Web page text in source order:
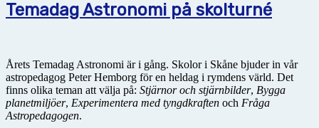
Temadag Astronomi på skolturné
Årets Temadag Astronomi är i gång. Skolor i Skåne bjuder in vår
astropedagog Peter Hemborg för en heldag i rymdens värld. Det
finns olika teman att välja på: Stjärnor och stjärnbilder, Bygga
planetmiljöer, Experimentera med tyngdkraften och Fråga
Astropedagogen.